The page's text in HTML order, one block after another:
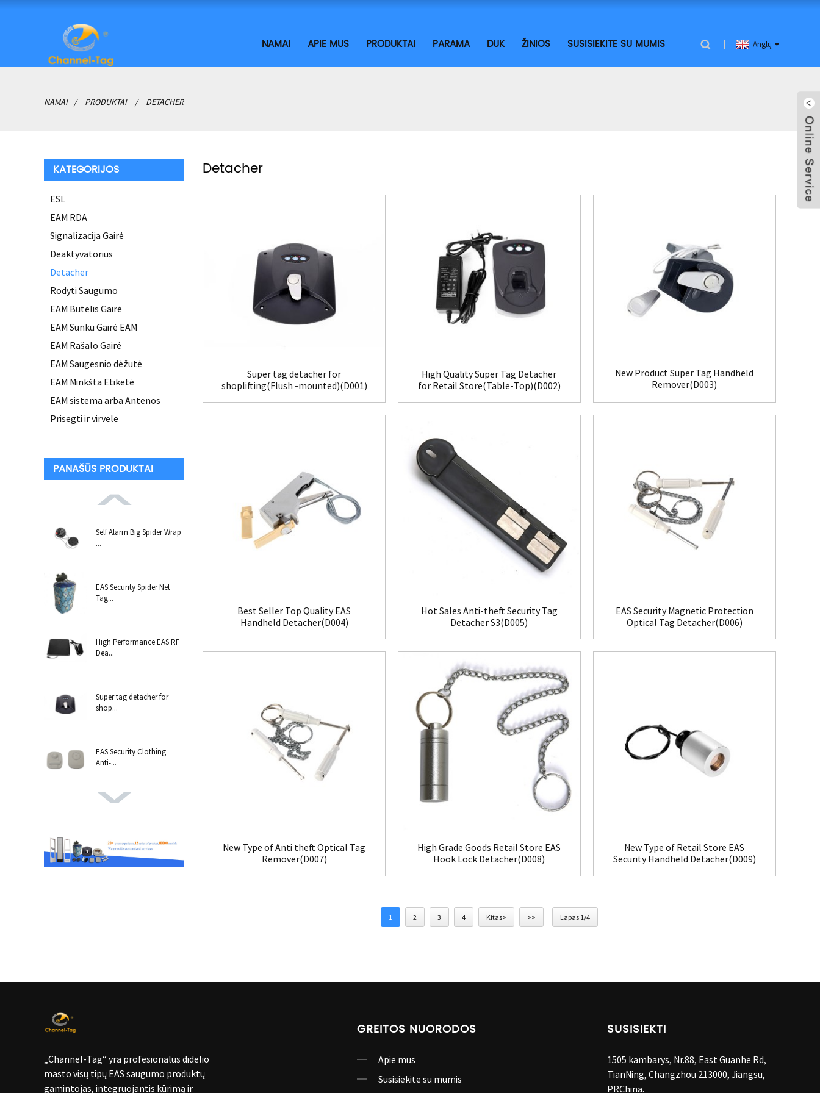
NAMAI APIE MUS PRODUKTAI PARAMA DUK ŽINIOS SUSISIEKITE SU MUMIS Anglų
NAMAI PRODUKTAI DETACHER
KATEGORIJOS
ESL
EAM RDA
Signalizacija Gairė
Deaktyvatorius
Detacher
Rodyti Saugumo
EAM Butelis Gairė
EAM Sunku Gairė EAM
EAM Rašalo Gairė
EAM Saugesnio dėžutė
EAM Minkšta Etiketė
EAM sistema arba Antenos
Prisegti ir virvele
PANAŠŪS PRODUKTAI
Self Alarm Big Spider Wrap
...
EAS Security Spider Net
Tag...
High Performance EAS RF
Dea...
Super tag detacher for
shop...
EAS Security Clothing
Anti-...
Detacher
Super tag detacher for
shoplifting(Flush -mounted)(D001)
High Quality Super Tag Detacher
for Retail Store(Table-Top)(D002)
New Product Super Tag Handheld
Remover(D003)
Best Seller Top Quality EAS
Handheld Detacher(D004)
Hot Sales Anti-theft Security Tag
Detacher S3(D005)
EAS Security Magnetic Protection
Optical Tag Detacher(D006)
New Type of Anti theft Optical Tag
Remover(D007)
High Grade Goods Retail Store EAS
Hook Lock Detacher(D008)
New Type of Retail Store EAS
Security Handheld Detacher(D009)
1 2 3 4 Kitas> >> Lapas 1/4
„Channel-Tag“ yra profesionalus didelio
masto visų tipų EAS saugumo produktų
gamintojas, integruojantis kūrimą ir
GREITOS NUORODOS
Apie mus
Susisiekite su mumis
SUSISIEKTI
1505 kambarys, Nr.88, East Guanhe Rd,
TianNing, Changzhou 213000, Jiangsu,
PRChina.